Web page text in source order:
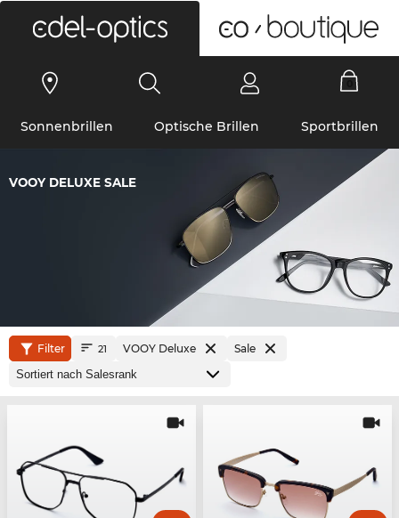
Sonnenbrillen Optische Brillen Sportbrillen
VOOY DELUXE SALE
Filter 21 VOOY Deluxe Sale